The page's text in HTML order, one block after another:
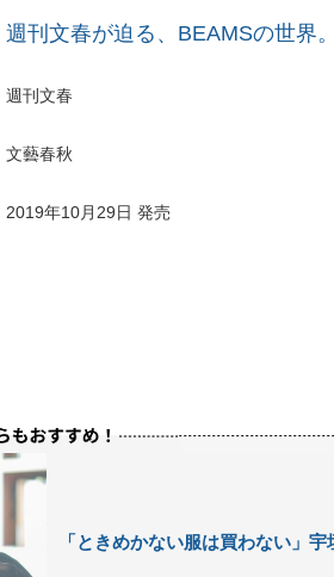
週刊文春が迫る、BEAMSの世界
週刊文春
文藝春秋
2019年10月29日 発売
「ときめかない服は買わない」